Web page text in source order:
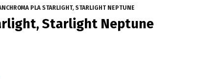
PLA STARLIGHT, STARLIGHT NEPTUNE
Starlight Neptune